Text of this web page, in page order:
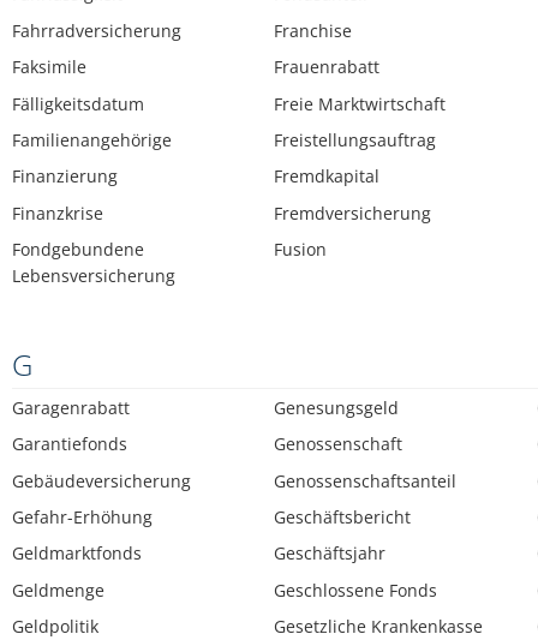
Fahrradversicherung
Faksimile
Fälligkeitsdatum
Familienangehörige
Finanzierung
Finanzkrise
Fondgebundene
Lebensversicherung
Franchise
Frauenrabatt
Freie Marktwirtschaft
Freistellungsauftrag
Fremdkapital
Fremdversicherung
Fusion
G
Garagenrabatt
Garantiefonds
Gebäudeversicherung
Gefahr-Erhöhung
Geldmarktfonds
Geldmenge
Geldpolitik
Genesungsgeld
Genossenschaft
Genossenschaftsanteil
Geschäftsbericht
Geschäftsjahr
Geschlossene Fonds
Gesetzliche Krankenkasse